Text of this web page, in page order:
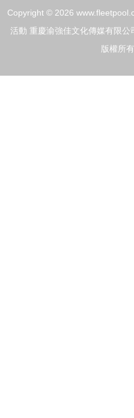
Copyright © 2026
活動 重慶渝強佳文化傳媒有限公
版權所有